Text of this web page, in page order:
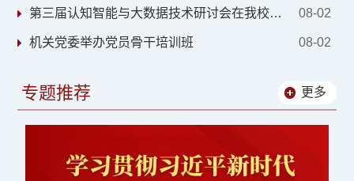
第三届认知智能与大数据技术研讨会在我校举办 08-02
机关党委举办党员骨干培训班 08-02
专题推荐 更多